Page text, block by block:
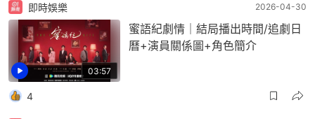
03:57
即時娛樂 2026-04-30
蜜語紀劇情｜結局播出時間/追劇日
曆+演員關係圖+角色簡介
4